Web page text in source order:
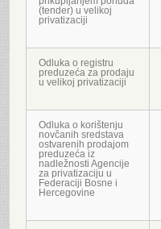
(tender) u velikoj
privatizaciji
Odluka o registru
preduzeća za prodaju
u velikoj privatizaciji
Odluka o korištenju
novčanih sredstava
ostvarenih prodajom
preduzeća iz
nadležnosti Agencije
za privatizaciju u
Federaciji Bosne i
Hercegovine